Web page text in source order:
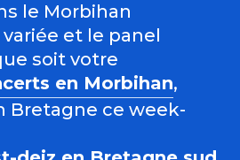
le Morbihan
et le panel
soit votre
en Morbihan,
Bretagne ce week-